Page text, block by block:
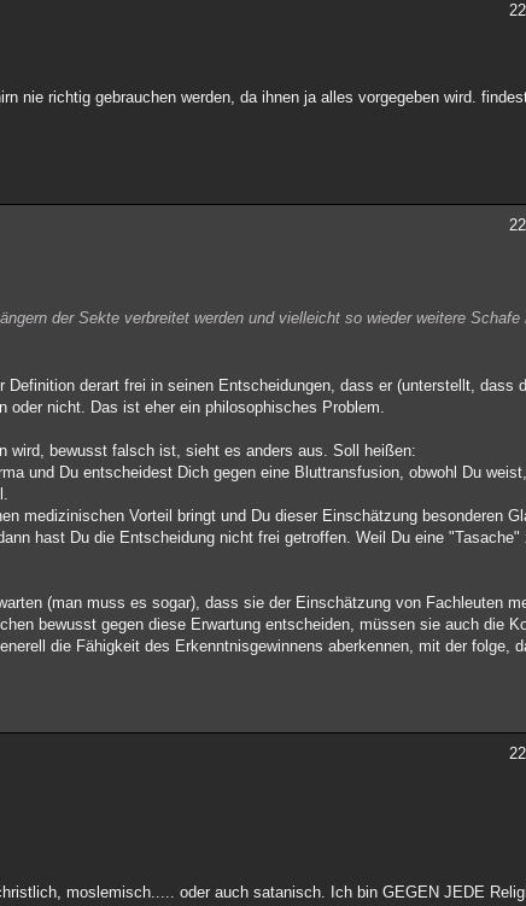
nie richtig gebrauchen werden, da ihnen ja alles vorgegeben wird.
der Sekte verbreitet werden und vielleicht so wieder weitere Schafe
derart frei in seinen Entscheidungen, dass er (unterstellt, dass
nicht. Das ist eher ein philosophisches Problem.
wird, bewusst falsch ist, sieht es anders aus. Soll heißen:
und Du entscheidest Dich gegen eine Bluttransfusion, obwohl Du
medizinischen Vorteil bringt und Du dieser Einschätzung besonderen
hast Du die Entscheidung nicht frei getroffen. Weil Du eine "Tasache"
(man muss es sogar), dass sie der Einschätzung von Fachleuten
bewusst gegen diese Erwartung entscheiden, müssen sie auch die
die Fähigkeit des Erkenntnisgewinnens aberkennen, mit der folge,
moslemisch..... oder auch satanisch. Ich bin GEGEN JEDE